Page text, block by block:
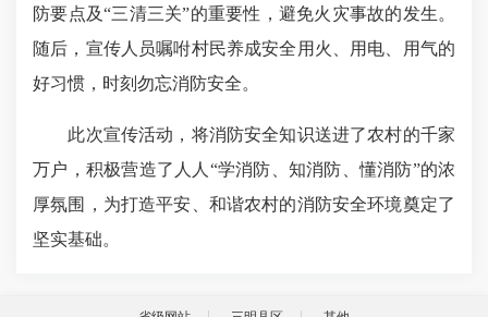
防要点及“三清三关”的重要性，避免火灾事故的发生。
随后，宣传人员嘱咐村民养成安全用火、用电、用气的
好习惯，时刻勿忘消防安全。
此次宣传活动，将消防安全知识送进了农村的千家
万户，积极营造了人人“学消防、知消防、懂消防”的浓
厚氛围，为打造平安、和谐农村的消防安全环境奠定了
坚实基础。